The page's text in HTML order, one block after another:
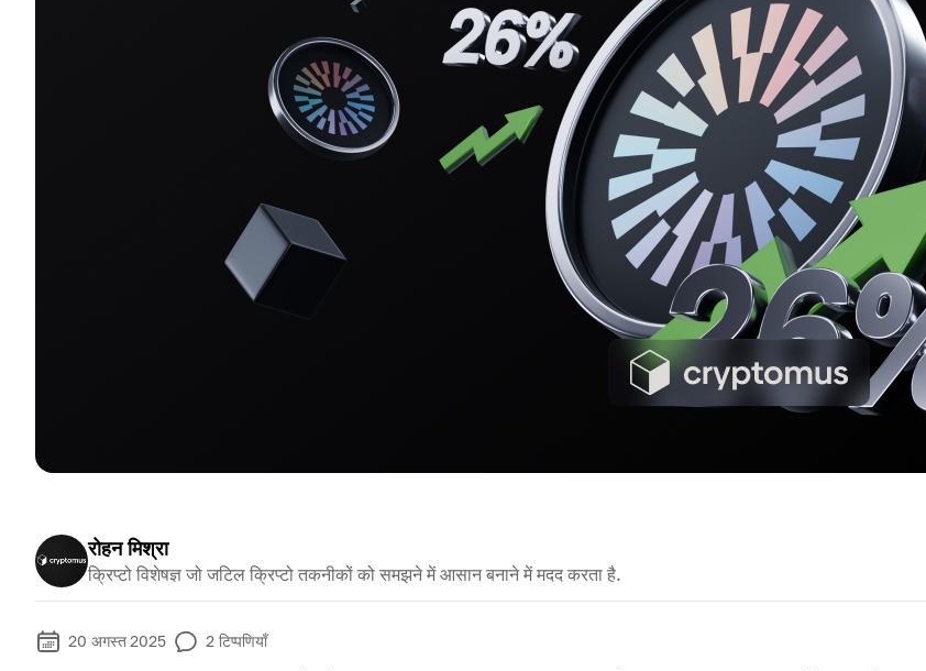
रोहन मिश्रा
क्रिप्टो विशेषज्ञ जो जटिल क्रिप्टो तकनीकों को समझने में आसान बनाने में मदद करता है.
20 अगस्त 2025 2 टिप्पणियाँ